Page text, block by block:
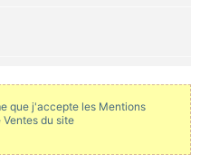
que j'accepte les Mentions
Ventes du site